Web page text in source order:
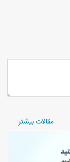
مقالات بیشتر